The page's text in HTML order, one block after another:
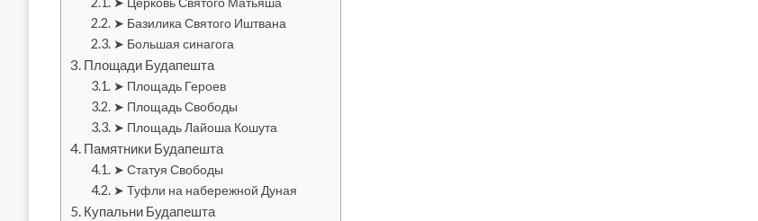
➤ Базилика Святого Иштвана
➤ Большая синагога
Площади Будапешта
➤ Площадь Героев
➤ Площадь Свободы
➤ Площадь Лайоша Кошута
Памятники Будапешта
➤ Статуя Свободы
➤ Туфли на набережной Дуная
Купальни Будапешта